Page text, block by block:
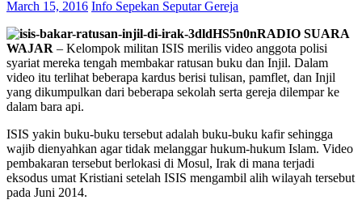
March 15, 2016 Info Sepekan Seputar Gereja
RADIO SUARA
WAJAR – Kelompok militan ISIS merilis video anggota polisi
syariat mereka tengah membakar ratusan buku dan Injil. Dalam
video itu terlihat beberapa kardus berisi tulisan, pamflet, dan Injil
yang dikumpulkan dari beberapa sekolah serta gereja dilempar ke
dalam bara api.
ISIS yakin buku-buku tersebut adalah buku-buku kafir sehingga
wajib dienyahkan agar tidak melanggar hukum-hukum Islam. Video
pembakaran tersebut berlokasi di Mosul, Irak di mana terjadi
eksodus umat Kristiani setelah ISIS mengambil alih wilayah tersebut
pada Juni 2014.